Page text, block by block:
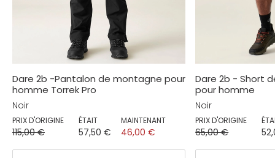
Dare 2b -Pantalon de montagne pour
homme Torrek Pro
Noir
PRIX D'ORIGINE
115,00 €
ÉTAIT
57,50 €
MAINTENANT
46,00 €
Dare 2b - Short
pour homme
Noir
PRIX D'ORIGINE
65,00 €